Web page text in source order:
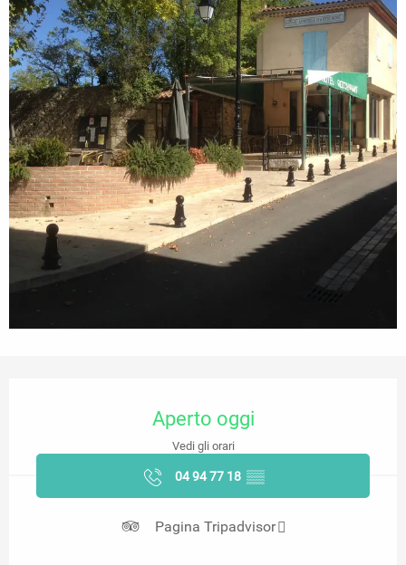
Aperto oggi
Vedi gli orari
04 94 77 18 ▒▒
Pagina Tripadvisor